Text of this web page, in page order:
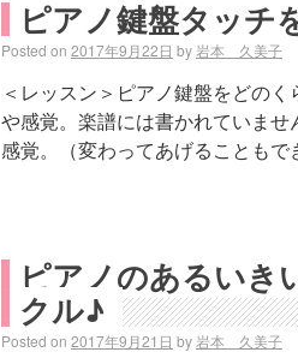
ピアノ鍵盤タッチ
Posted on 2017年9月22日 by 岩本 久美子
＜レッスン＞ピアノ鍵盤をどの
や感覚。楽譜には書かれていま
感覚。（変わってあげることも
ピアノのあるいき
クル♪
Posted on 2017年9月21日 by 岩本 久美子